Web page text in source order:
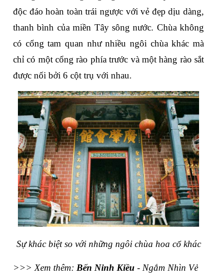
độc đáo hoàn toàn trái ngược với vẻ đẹp dịu dàng,
thanh bình của miền Tây sông nước. Chùa không
có cổng tam quan như nhiều ngôi chùa khác mà
chỉ có một cổng rào phía trước và một hàng rào sắt
được nối bởi 6 cột trụ với nhau.
Sự khác biệt so với những ngôi chùa hoa cổ khác
>>> Xem thêm: Bến Ninh Kiều - Ngắm Nhìn Vẻ